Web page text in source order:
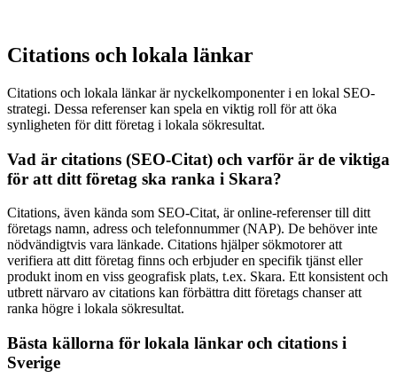
Citations och lokala länkar
Citations och lokala länkar är nyckelkomponenter i en lokal SEO-
strategi. Dessa referenser kan spela en viktig roll för att öka
synligheten för ditt företag i lokala sökresultat.
Vad är citations (SEO-Citat) och varför är de viktiga
för att ditt företag ska ranka i Skara?
Citations, även kända som SEO-Citat, är online-referenser till ditt
företags namn, adress och telefonnummer (NAP). De behöver inte
nödvändigtvis vara länkade. Citations hjälper sökmotorer att
verifiera att ditt företag finns och erbjuder en specifik tjänst eller
produkt inom en viss geografisk plats, t.ex. Skara. Ett konsistent och
utbrett närvaro av citations kan förbättra ditt företags chanser att
ranka högre i lokala sökresultat.
Bästa källorna för lokala länkar och citations i
Sverige